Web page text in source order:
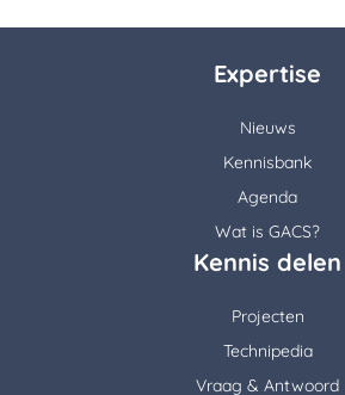
Expertise
Nieuws
Kennisbank
Agenda
Wat is GACS?
Kennis delen
Projecten
Technipedia
Vraag & Antwoord